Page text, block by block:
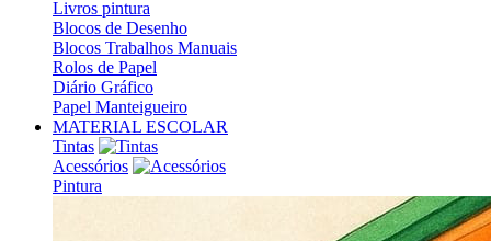
Livros pintura
Blocos de Desenho
Blocos Trabalhos Manuais
Rolos de Papel
Diário Gráfico
Papel Manteigueiro
MATERIAL ESCOLAR
Tintas
Acessórios
Pintura